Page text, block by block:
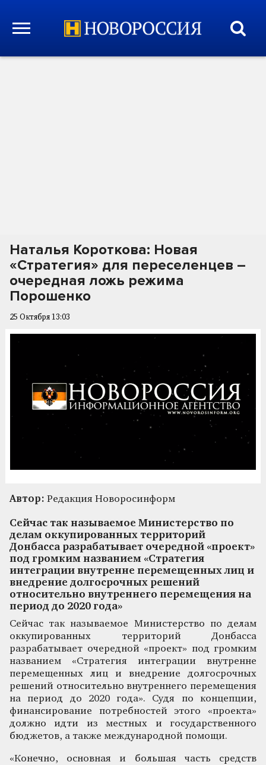
Наталья Короткова: Новая
«Стратегия» для переселенцев –
очередная ложь режима
Порошенко
25 Октября 13:03
Автор: Редакция Новоросинформ
Сейчас так называемое Министерство по
делам оккупированных территорий
Донбасса разрабатывает очередной «проект»
под громким названием «Стратегия
интеграции внутренне перемещенных лиц и
внедрение долгосрочных решений
относительно внутреннего перемещения на
период до 2020 года»
Сейчас так называемое Министерство по делам
оккупированных территорий Донбасса
разрабатывает очередной «проект» под громким
названием «Стратегия интеграции внутренне
перемещенных лиц и внедрение долгосрочных
решений относительно внутреннего перемещения
на период до 2020 года». Судя по концепции,
финансирование потребностей этого «проекта»
должно идти из местных и государственного
бюджетов, а также международной помощи.
«Конечно, основная и большая часть средств